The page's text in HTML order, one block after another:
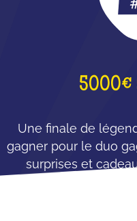
5000€
Une finale de
gagner pour le duo
surprises et